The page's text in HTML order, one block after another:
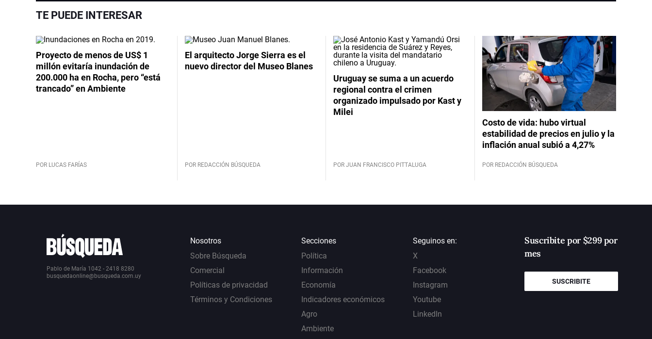
TE PUEDE INTERESAR
Proyecto de menos de US$ 1
millón evitaría inundación de
200.000 ha en Rocha, pero “está
trancado” en Ambiente
POR LUCAS FARÍAS
El arquitecto Jorge Sierra es el
nuevo director del Museo Blanes
POR REDACCIÓN BÚSQUEDA
Uruguay se suma a un acuerdo
regional contra el crimen
organizado impulsado por Kast y
Milei
POR JUAN FRANCISCO PITTALUGA
Costo de vida: hubo virtual
estabilidad de precios en julio y la
inflación anual subió a 4,27%
POR REDACCIÓN BÚSQUEDA
Pablo de María 1042 - 2418 8280
busquedaonline@busqueda.com.uy
Nosotros
Sobre Búsqueda
Comercial
Políticas de privacidad
Términos y Condiciones
Secciones
Política
Información
Economía
Indicadores económicos
Agro
Ambiente
Seguinos en:
X
Facebook
Instagram
Youtube
LinkedIn
Suscribite por $299 por
mes
SUSCRIBITE